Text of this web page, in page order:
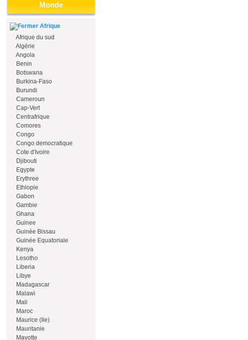
Monde
Afrique
Afrique du sud
Algérie
Angola
Benin
Botswana
Burkina-Faso
Burundi
Cameroun
Cap-Vert
Centrafrique
Comores
Congo
Congo democratique
Cote d'Ivoire
Djibouti
Egypte
Erythree
Ethiopie
Gabon
Gambie
Ghana
Guinee
Guinée Bissau
Guinée Equatoriale
Kenya
Lesotho
Liberia
Libye
Madagascar
Malawi
Mali
Maroc
Maurice (Ile)
Mauritanie
Mayotte